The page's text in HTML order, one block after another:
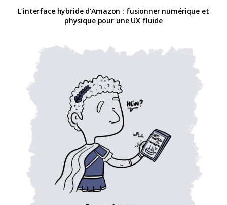
L’interface hybride d’Amazon : fusionner numérique et
physique pour une UX fluide